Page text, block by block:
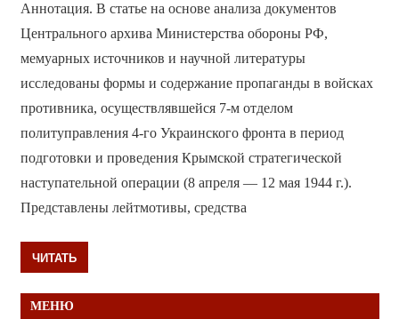
Аннотация. В статье на основе анализа документов
Центрального архива Министерства обороны РФ,
мемуарных источников и научной литературы
исследованы формы и содержание пропаганды в войсках
противника, осуществлявшейся 7-м отделом
политуправления 4-го Украинского фронта в период
подготовки и проведения Крымской стратегической
наступательной операции (8 апреля — 12 мая 1944 г.).
Представлены лейтмотивы, средства
ЧИТАТЬ
МЕНЮ